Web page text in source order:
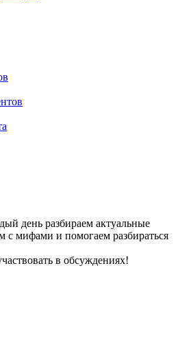
день разбираем актуальные
с мифами и помогаем разбираться
в обсуждениях!